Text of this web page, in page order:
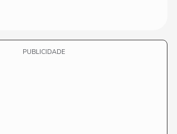
PUBLICIDADE